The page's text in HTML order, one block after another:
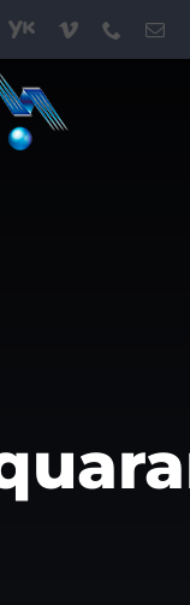
Youku Vimeo Phone电